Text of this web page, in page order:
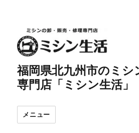
福岡県北九州市のミシ
専門店「ミシン生活」
メニュー